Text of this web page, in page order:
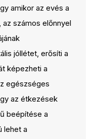
amikor az evés a
az számos előnnyel
jóllétet, erősíti a
képezheti a
egészséges
az étkezések
beépítése a
lehet a